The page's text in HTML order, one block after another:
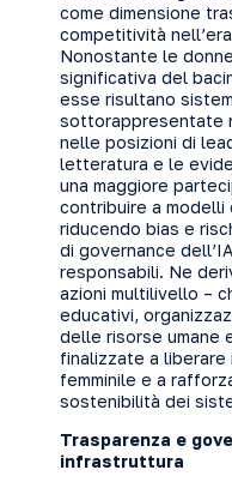
come dimensione
competitività
Nonostante le
significativa del
esse risultano
sottorappresentate
nelle posizioni di
letteratura e le
una maggiore
contribuire a modelli
riducendo bias e
di governance
responsabili. Ne
azioni multilivello –
educativi,
delle risorse umane
finalizzate a
femminile e a
sostenibilità dei
Trasparenza e
infrastruttura